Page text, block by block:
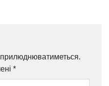
*